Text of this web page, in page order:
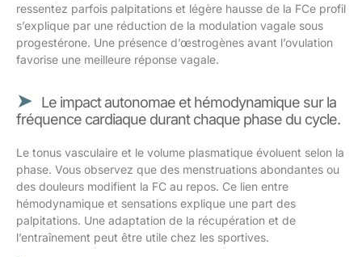
ressentez parfois palpitations et légère hausse de la FCe profil
s’explique par une réduction de la modulation vagale sous
progestérone. Une présence d’œstrogènes avant l’ovulation
favorise une meilleure réponse vagale.
Le impact autonomae et hémodynamique sur la
fréquence cardiaque durant chaque phase du cycle.
Le tonus vasculaire et le volume plasmatique évoluent selon la
phase. Vous observez que des menstruations abondantes ou
des douleurs modifient la FC au repos. Ce lien entre
hémodynamique et sensations explique une part des
palpitations. Une adaptation de la récupération et de
l’entraînement peut être utile chez les sportives.